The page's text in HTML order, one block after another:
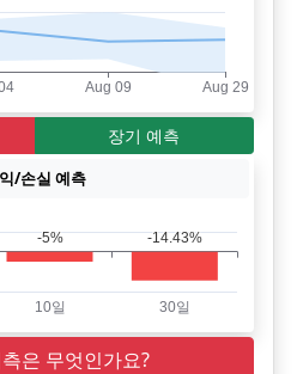
장기 예측
/손실 예측
은 무엇인가요?